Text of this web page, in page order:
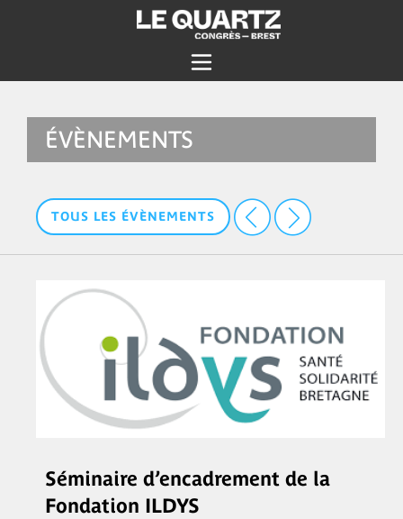
ÉVÈNEMENTS
TOUS LES ÉVÈNEMENTS
Séminaire d’encadrement de la
Fondation ILDYS